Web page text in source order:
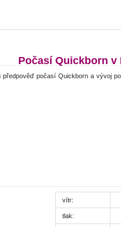
Počasí Quickborn v
počasí Quickborn a vývoj
vítr:
tlak: